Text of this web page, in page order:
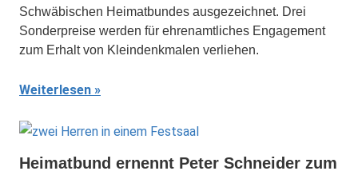
Schwäbischen Heimatbundes ausgezeichnet. Drei
Sonderpreise werden für ehrenamtliches Engagement
zum Erhalt von Kleindenkmalen verliehen.
Weiterlesen
Heimatbund ernennt Peter Schneider zum